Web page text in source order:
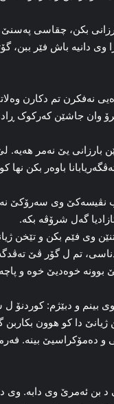
بکن، چقاسی په‌سنێ
وی دانیه‌ باش فێر ببن،
نه‌فکرن تم دکارن
وان جاشێن که‌رکوک
بارزانی یێ نه‌مر هه‌یه‌.
باوه‌ر بکن نها
وی سه‌رۆکێ
گه‌ل شرۆڤه‌ بکه‌.
وی فێم بکن و تێخن
تم ل گۆر ڤێ
خوه‌دیێ خوه‌ و
و دبێژم: کوردنۆ ل
دا کو هوون بکاربن
ده‌مۆکراسیێ بینه‌.
د بن ئه‌مرێ وی دابە. وی